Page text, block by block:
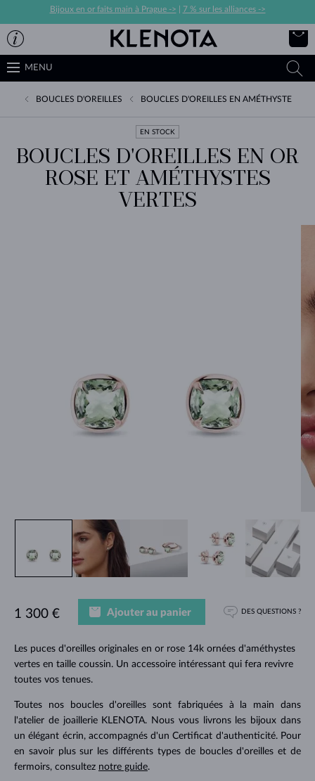
Bijoux en or faits main à Prague -> 7 % sur les alliances ->
MENU
BOUCLES D'OREILLES BOUCLES D'OREILLES EN AMÉTHYSTE
EN STOCK
BOUCLES D'OREILLES EN OR
ROSE ET AMÉTHYSTES
VERTES
Les puces d'oreilles originales en or rose 14k ornées d'améthystes
vertes en taille coussin. Un accessoire intéressant qui fera revivre
toutes vos tenues.
Toutes nos boucles d'oreilles sont fabriquées à la main dans
l'atelier de joaillerie KLENOTA. Nous vous livrons les bijoux dans
un élégant écrin, accompagnés d'un Certificat d'authenticité. Pour
en savoir plus sur les différents types de boucles d'oreilles et de
fermoirs, consultez notre guide.
1 300 € Ajouter au panier DES QUESTIONS ?